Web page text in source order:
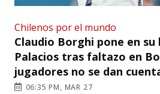
Chilenos por el mundo
Claudio Borghi pone en su
Palacios tras faltazo en
jugadores no se dan
06:35 PM, MAR 27